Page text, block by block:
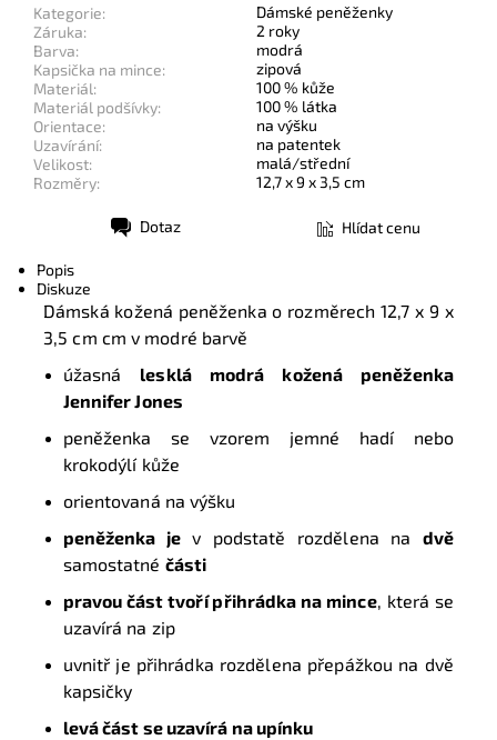
Kategorie:
Dámské peněženky
Záruka:
2 roky
Barva:
modrá
Kapsička na mince:
zipová
Materiál:
100 % kůže
Materiál podšívky:
100 % látka
Orientace:
na výšku
Uzavírání:
na patentek
Velikost:
malá/střední
Rozměry:
12,7 x 9 x 3,5 cm
Dotaz Hlídat cenu
Popis
Diskuze
Dámská kožená peněženka o rozměrech 12,7 x 9 x
3,5 cm cm v modré barvě
úžasná lesklá modrá kožená peněženka
Jennifer Jones
peněženka se vzorem jemné hadí nebo
krokodýlí kůže
orientovaná na výšku
peněženka je v podstatě rozdělena na dvě
samostatné části
pravou část tvoří přihrádka na mince, která se
uzavírá na zip
uvnitř je přihrádka rozdělena přepážkou na dvě
kapsičky
levá část se uzavírá na upínku